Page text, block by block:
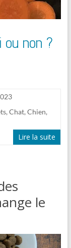
ou non ?
, Chat, Chien,
Lire la suite
le